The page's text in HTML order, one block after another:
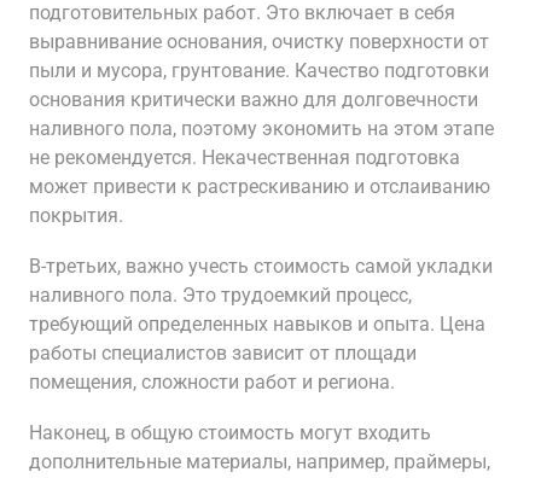
подготовительных работ. Это включает в себя
выравнивание основания, очистку поверхности от
пыли и мусора, грунтование. Качество подготовки
основания критически важно для долговечности
наливного пола, поэтому экономить на этом этапе
не рекомендуется. Некачественная подготовка
может привести к растрескиванию и отслаиванию
покрытия.
В-третьих, важно учесть стоимость самой укладки
наливного пола. Это трудоемкий процесс,
требующий определенных навыков и опыта. Цена
работы специалистов зависит от площади
помещения, сложности работ и региона.
Наконец, в общую стоимость могут входить
дополнительные материалы, например, праймеры,